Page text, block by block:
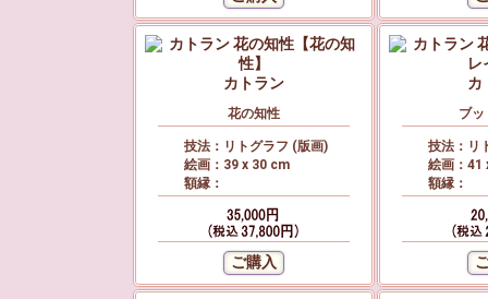
カトラン
花の知性
技法：リトグラフ (版画)
絵画：39 x 30 cm
額縁：
カ
ブッ
技法：リ
絵画：41
額縁：